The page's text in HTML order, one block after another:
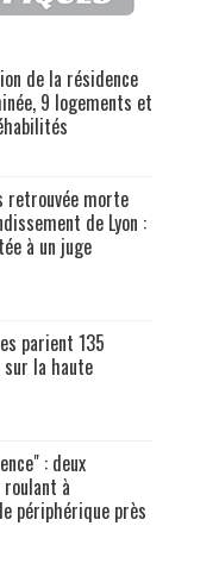
de la résidence
9 logements et
retrouvée morte
de Lyon :
à un juge
parient 135
la haute
: deux
à
périphérique près